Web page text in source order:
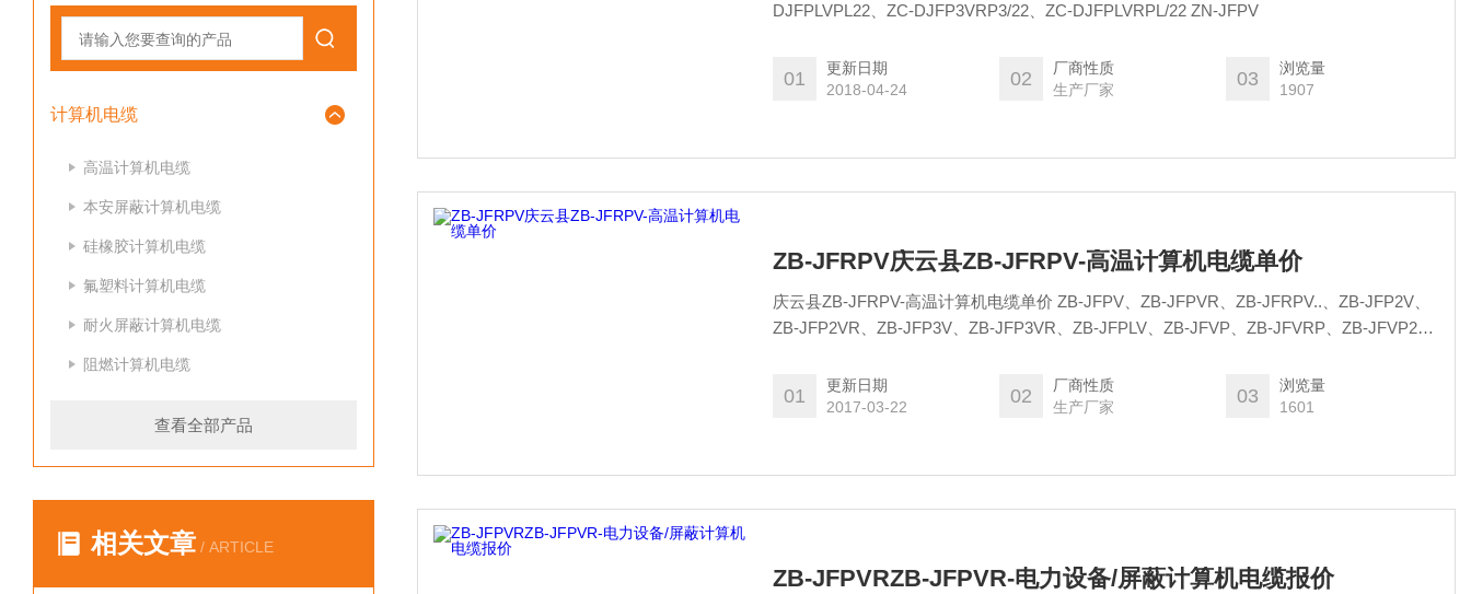
计算机电缆
高温计算机电缆
本安屏蔽计算机电缆
硅橡胶计算机电缆
氟塑料计算机电缆
耐火屏蔽计算机电缆
阻燃计算机电缆
查看全部产品
相关文章 / ARTICLE
DJFPLVPL22、ZC-DJFP3VRP3/22、ZC-DJFPLVRPL/22 ZN-JFPV
01
更新日期
2018-04-24
02
厂商性质
生产厂家
03
浏览量
1907
ZB-JFRPV庆云县ZB-JFRPV-高温计算机电缆单价
庆云县ZB-JFRPV-高温计算机电缆单价 ZB-JFPV、ZB-JFPVR、ZB-JFRPV..、ZB-JFP2V、
ZB-JFP2VR、ZB-JFP3V、ZB-JFP3VR、ZB-JFPLV、ZB-JFVP、ZB-JFVRP、ZB-JFVP2、
01
更新日期
2017-03-22
02
厂商性质
生产厂家
03
浏览量
1601
ZB-JFPVRZB-JFPVR-电力设备/屏蔽计算机电缆报价